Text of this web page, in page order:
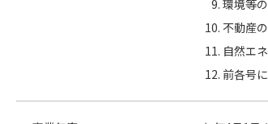
環境等
不動産
自然エ
前各号